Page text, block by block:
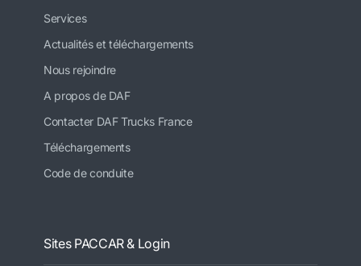
Services
Actualités et téléchargements
Nous rejoindre
A propos de DAF
Contacter DAF Trucks France
Téléchargements
Code de conduite
Sites PACCAR & Login